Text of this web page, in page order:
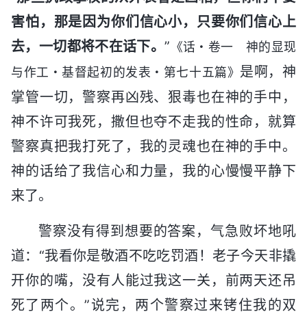
害怕，那是因为你们信心小，只要你们信心上
去，一切都将不在话下。” 《话・卷一 神的显现
与作工・基督起初的发表・第七十五篇》 是啊，神
掌管一切，警察再凶残、狠毒也在神的手中，
神不许可我死，撒但也夺不走我的性命，就算
警察真把我打死了，我的灵魂也在神的手中。
神的话给了我信心和力量，我的心慢慢平静下
来了。
警察没有得到想要的答案，气急败坏地吼
道：“我看你是敬酒不吃吃罚酒！老子今天非撬
开你的嘴，没有人能过我这一关，前两天还吊
死了两个。”说完，两个警察过来铐住我的双